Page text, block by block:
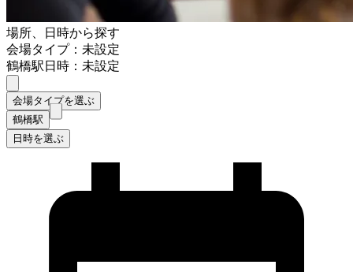
場所、日時から探す
会場タイプ：未設定
鶴橋駅日時：未設定
会場タイプを選ぶ
鶴橋駅
日時を選ぶ